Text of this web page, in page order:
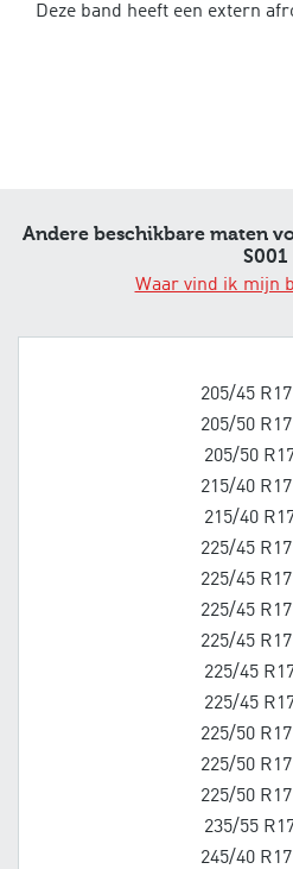
Deze band heeft een extern
Andere beschikbare maten
S001
Waar vind ik mijn
205/45
205/50
205/50
215/40
215/40
225/45
225/45
225/45
225/45
225/45
225/45
225/50
225/50
225/50
235/55
245/40